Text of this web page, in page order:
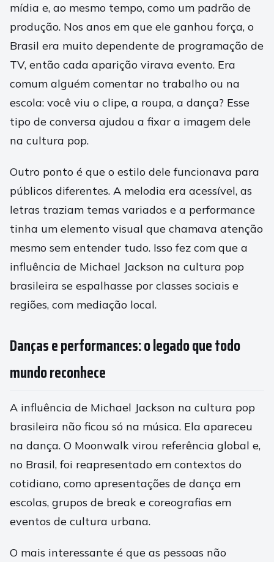
mídia e, ao mesmo tempo, como um padrão de
produção. Nos anos em que ele ganhou força, o
Brasil era muito dependente de programação de
TV, então cada aparição virava evento. Era
comum alguém comentar no trabalho ou na
escola: você viu o clipe, a roupa, a dança? Esse
tipo de conversa ajudou a fixar a imagem dele
na cultura pop.
Outro ponto é que o estilo dele funcionava para
públicos diferentes. A melodia era acessível, as
letras traziam temas variados e a performance
tinha um elemento visual que chamava atenção
mesmo sem entender tudo. Isso fez com que a
influência de Michael Jackson na cultura pop
brasileira se espalhasse por classes sociais e
regiões, com mediação local.
Danças e performances: o legado que todo
mundo reconhece
A influência de Michael Jackson na cultura pop
brasileira não ficou só na música. Ela apareceu
na dança. O Moonwalk virou referência global e,
no Brasil, foi reapresentado em contextos do
cotidiano, como apresentações de dança em
escolas, grupos de break e coreografias em
eventos de cultura urbana.
O mais interessante é que as pessoas não